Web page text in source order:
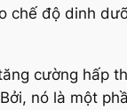
chế độ dinh
cường hấp
nó là một